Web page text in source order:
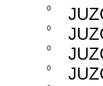
0
0
0
0